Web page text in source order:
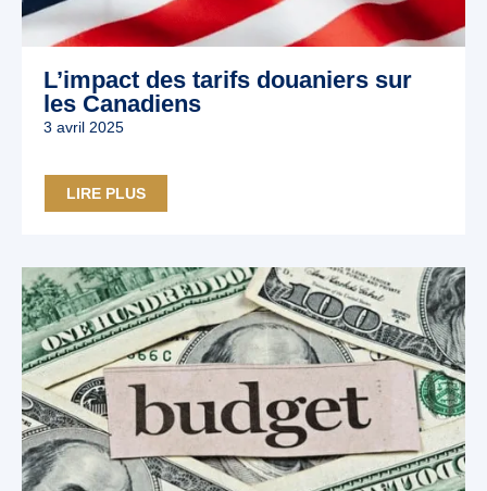
L’impact des tarifs douaniers sur
les Canadiens
3 avril 2025
LIRE PLUS